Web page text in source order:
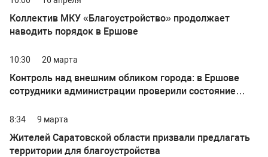
Коллектив МКУ «Благоустройство» продолжает
наводить порядок в Ершове
10:30 20 марта
Контроль над внешним обликом города: в Ершове
сотрудники администрации проверили состояние
коммерческих объектов
8:34 9 марта
Жителей Саратовской области призвали предлагать
территории для благоустройства